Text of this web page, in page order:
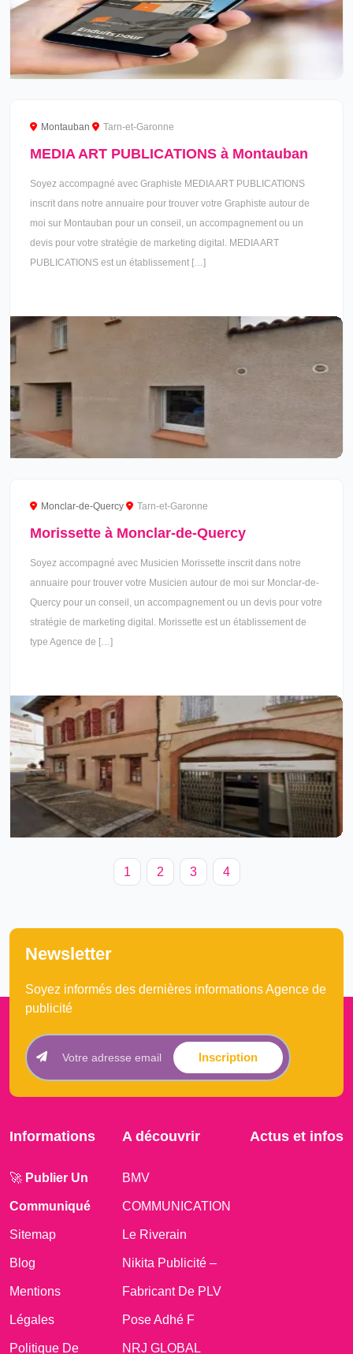
Montauban Tarn-et-Garonne
MEDIA ART PUBLICATIONS à Montauban
Soyez accompagné avec Graphiste MEDIA ART PUBLICATIONS
inscrit dans notre annuaire pour trouver votre Graphiste autour de
moi sur Montauban pour un conseil, un accompagnement ou un
devis pour votre stratégie de marketing digital. MEDIA ART
PUBLICATIONS est un établissement […]
Monclar-de-Quercy Tarn-et-Garonne
Morissette à Monclar-de-Quercy
Soyez accompagné avec Musicien Morissette inscrit dans notre
annuaire pour trouver votre Musicien autour de moi sur Monclar-de-
Quercy pour un conseil, un accompagnement ou un devis pour votre
stratégie de marketing digital. Morissette est un établissement de
type Agence de […]
1 2 3
(current)
4
Newsletter
Soyez informés des dernières informations Agence de
publicité
Inscription
Informations
🚀 Publier Un
Communiqué
Sitemap
Blog
Mentions
Légales
Politique De
A découvrir
BMV
COMMUNICATION
Le Riverain
Nikita Publicité –
Fabricant De PLV
Pose Adhé F
NRJ GLOBAL
Actus et infos